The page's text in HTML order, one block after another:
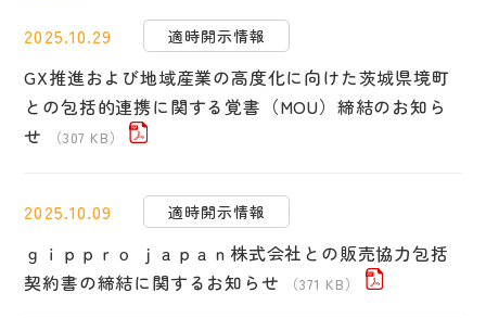
2025.10.29 適時開示情報
GX推進および地域産業の高度化に向けた茨城県境町
との包括的連携に関する覚書（MOU）締結のお知ら
せ
（307 KB）
2025.10.09 適時開示情報
ｇｉｐｐｒｏ ｊａｐａｎ株式会社との販売協力包括
契約書の締結に関するお知らせ
（371 KB）